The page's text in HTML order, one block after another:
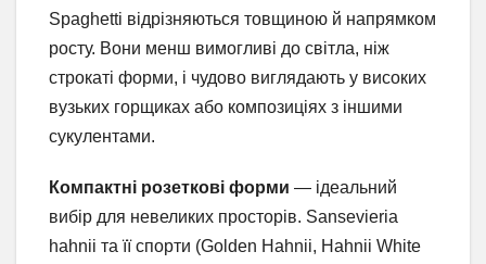
Spaghetti відрізняються товщиною й напрямком
росту. Вони менш вимогливі до світла, ніж
строкаті форми, і чудово виглядають у високих
вузьких горщиках або композиціях з іншими
сукулентами.
Компактні розеткові форми — ідеальний
вибір для невеликих просторів. Sansevieria
hahnii та її спорти (Golden Hahnii, Hahnii White